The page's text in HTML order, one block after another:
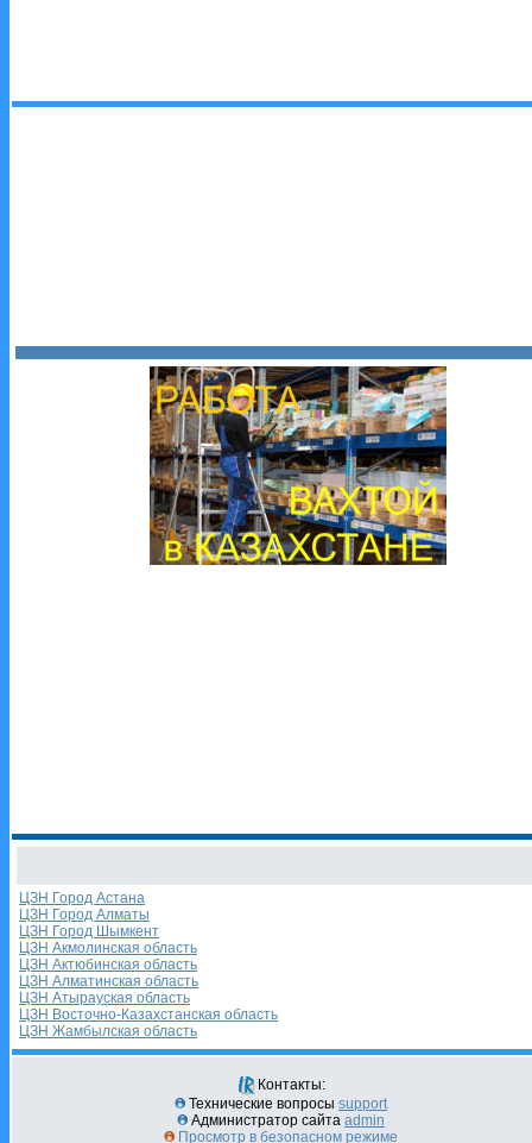
ЦЗН Город Астана
ЦЗН Город Алматы
ЦЗН Город Шымкент
ЦЗН Акмолинская область
ЦЗН Актюбинская область
ЦЗН Алматинская область
ЦЗН Атырауская область
ЦЗН Восточно-Казахстанская область
ЦЗН Жамбылская область
Контакты:
Технические вопросы support
Администратор сайта admin
Просмотр в безопасном режиме